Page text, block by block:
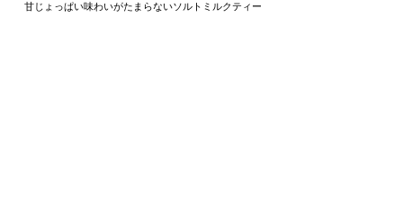
甘じょっぱい味わいがたまらないソルトミルクティー